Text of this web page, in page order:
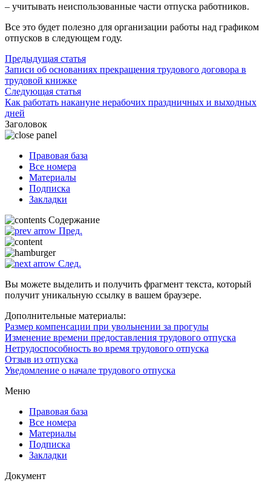
– учитывать неиспользованные части отпуска работников.
Все это будет полезно для организации работы над графиком
отпусков в следующем году.
Предыдущая статья
Записи об основаниях прекращения трудового договора в
трудовой книжке
Следующая статья
Как работать накануне нерабочих праздничных и выходных
дней
Заголовок
Правовая база
Все номера
Материалы
Подписка
Закладки
Содержание
Пред.
След.
Вы можете выделить и получить фрагмент текста, который
получит уникальную ссылку в вашем браузере.
Дополнительные материалы:
Размер компенсации при увольнении за прогулы
Изменение времени предоставления трудового отпуска
Нетрудоспособность во время трудового отпуска
Отзыв из отпуска
Уведомление о начале трудового отпуска
Меню
Правовая база
Все номера
Материалы
Подписка
Закладки
Документ